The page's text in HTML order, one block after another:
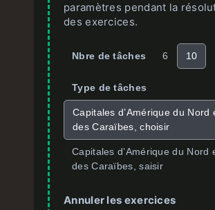
paramètres pendant la
des exercices.
Nbre de tâches 6 10
Type de tâches
Capitales d’Amérique du Nord
des Caraïbes, choisir
Capitales d’Amérique du Nord
des Caraïbes, saisir
Annuler les exercices